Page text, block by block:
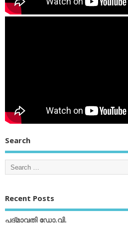
Search
Recent Posts
പദ്മാവതി ഡോ.വി.